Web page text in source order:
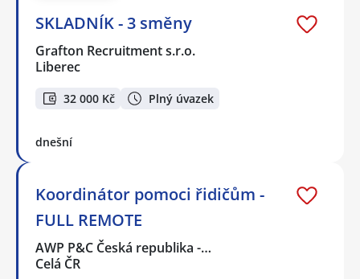
SKLADNÍK - 3 směny
Grafton Recruitment s.r.o.
Liberec
32 000 Kč Plný úvazek
dnešní
Koordinátor pomoci řidičům -
FULL REMOTE
AWP P&C Česká republika -…
Celá ČR